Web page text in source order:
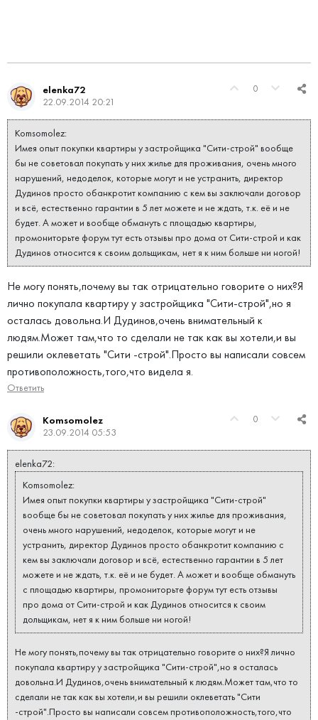
0
elenka72
22.09.2014 20:21
Komsomolez:
Имея опыт покупки квартиры у застройщика "Сити-строй" вообще
бы не советовал покупать у них жилье для проживания, очень много
нарушений, недоделок, которые могут и не устранить, директор
Дудинов просто обанкротит компанию с кем вы заключали договор
и всё, естественно гарантии в 5 лет можете и не ждать, т.к. её и не
будет. А может и вообще обмануть с площадью квартиры,
промониторьте форум тут есть отзывы про дома от Сити-строй и как
Дудинов относится к своим дольщикам, нет я к ним больше ни ногой!
Не могу понять,почему вы так отрицательно говорите о них?Я
лично покупала квартиру у застройщика "Сити-строй",но я
осталась довольна.И Дудинов,очень внимательный к
людям.Может там,что то сделали не так как вы хотели,и вы
решили оклеветать "Сити -строй".Просто вы написали совсем
противоположность,того,что видела я.
Ответить
0
Komsomolez
23.09.2014 05:53
elenka72:
Komsomolez:
Имея опыт покупки квартиры у застройщика "Сити-строй"
вообще бы не советовал покупать у них жилье для проживания,
очень много нарушений, недоделок, которые могут и не
устранить, директор Дудинов просто обанкротит компанию с
кем вы заключали договор и всё, естественно гарантии в 5 лет
можете и не ждать, т.к. её и не будет. А может и вообще обмануть
с площадью квартиры, промониторьте форум тут есть отзывы
про дома от Сити-строй и как Дудинов относится к своим
дольщикам, нет я к ним больше ни ногой!
Не могу понять,почему вы так отрицательно говорите о них?Я лично
покупала квартиру у застройщика "Сити-строй",но я осталась
довольна.И Дудинов,очень внимательный к людям.Может там,что то
сделали не так как вы хотели,и вы решили оклеветать "Сити
-строй".Просто вы написали совсем противоположность,того,что